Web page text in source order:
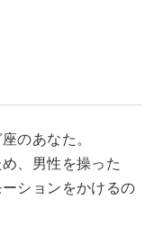
のあなた。
、男性を操った
ションをかけるの